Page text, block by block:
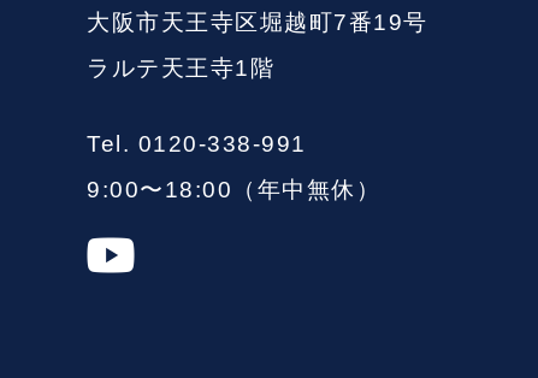
大阪市天王寺区堀越町7番19号
ラルテ天王寺1階
Tel. 0120-338-991
9:00〜18:00（年中無休）